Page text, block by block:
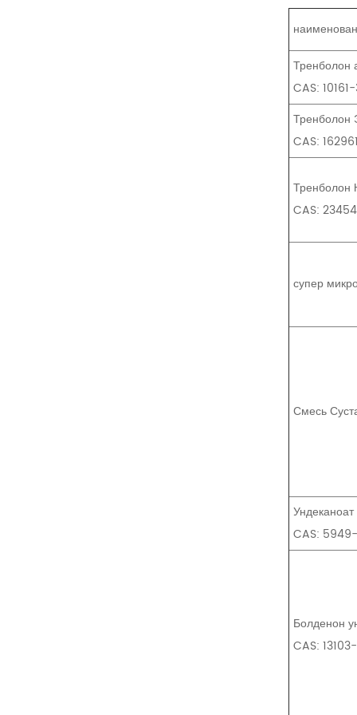
Тренболон
CAS:
Тренболон
CAS:
Тренболон
CAS:
супер
Смесь
CAS:
Болденон
CAS: